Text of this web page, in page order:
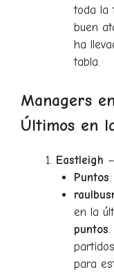
toda la
buen
ha
tabla.
Managers
Últimos en
Eastleigh –
Puntos
en la
puntos
para